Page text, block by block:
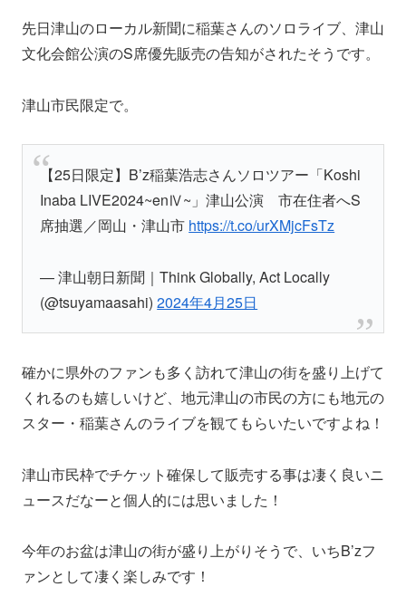
先日津山のローカル新聞に稲葉さんのソロライブ、津山
文化会館公演のS席優先販売の告知がされたそうです。
津山市民限定で。
【25日限定】B’z稲葉浩志さんソロツアー「Koshi
Inaba LIVE2024~enⅣ~」津山公演 市在住者へS
席抽選／岡山・津山市 https://t.co/urXMjcFsTz
— 津山朝日新聞｜Think Globally, Act Locally
(@tsuyamaasahi)2024年4月25日
確かに県外のファンも多く訪れて津山の街を盛り上げて
くれるのも嬉しいけど、地元津山の市民の方にも地元の
スター・稲葉さんのライブを観てもらいたいですよね！
津山市民枠でチケット確保して販売する事は凄く良いニ
ュースだなーと個人的には思いました！
今年のお盆は津山の街が盛り上がりそうで、いちB’zフ
ァンとして凄く楽しみです！